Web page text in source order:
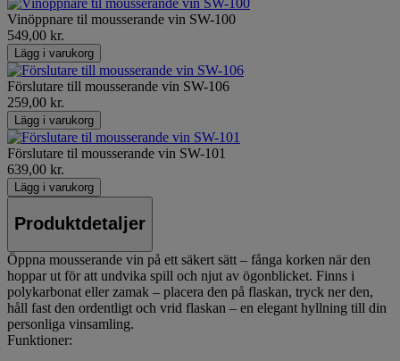
Vinöppnare til mousserande vin SW-100
549,00 kr.
Lägg i varukorg
Förslutare till mousserande vin SW-106
259,00 kr.
Lägg i varukorg
Förslutare til mousserande vin SW-101
639,00 kr.
Lägg i varukorg
Produktdetaljer
Öppna mousserande vin på ett säkert sätt – fånga korken när den
hoppar ut för att undvika spill och njut av ögonblicket. Finns i
polykarbonat eller zamak – placera den på flaskan, tryck ner den,
håll fast den ordentligt och vrid flaskan – en elegant hyllning till din
personliga vinsamling.
Funktioner: